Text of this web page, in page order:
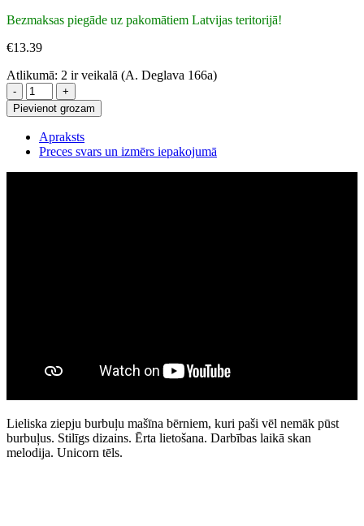
Bezmaksas piegāde uz pakomātiem Latvijas teritorijā!
€13.39
Atlikumā: 2 ir veikalā (A. Deglava 166a)
Ziepju
burbuļu
pistole,
pūšamais
Unicorn
preces
daudzums
Pievienot grozam
Apraksts
Preces svars un izmērs iepakojumā
Lieliska ziepju burbuļu mašīna bērniem, kuri paši vēl nemāk pūst
burbuļus. Stilīgs dizains. Ērta lietošana. Darbības laikā skan
melodija. Unicorn tēls.